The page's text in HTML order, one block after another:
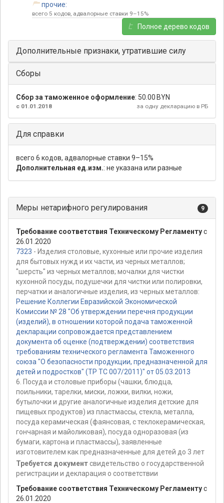
прочие:
всего 5 кодов, адвалорные ставки 9–15%
Полное дерево кодов
Дополнительные признаки, утратившие силу
Сборы
Сбор за таможенное оформление: 50.00 BYN
за одну декларацию в РБ
с 01.01.2018
Для справки
всего 6 кодов, адвалорные ставки 9–15%
Дополнительная ед.изм.: не указана или разные
Меры нетарифного регулирования 9
Требование соответствия Техническому Регламентус
26.01.2020
7323 - Изделия столовые, кухонные или прочие изделия
для бытовых нужд и их части, из черных металлов;
"шерсть" из черных металлов; мочалки для чистки
кухонной посуды, подушечки для чистки или полировки,
перчатки и аналогичные изделия, из черных металлов:
Решение Коллегии Евразийской Экономической
Комиссии № 28 "Об утверждении перечня продукции
(изделий), в отношении которой подача таможенной
декларации сопровождается представлением
документа об оценке (подтверждении) соответствия
требованиям технического регламента Таможенного
союза "О безопасности продукции, предназначенной для
детей и подростков" (ТР ТС 007/2011)" от 05.03.2013
6. Посуда и столовые приборы (чашки, блюдца,
поильники, тарелки, миски, ложки, вилки, ножи,
бутылочки и другие аналогичные изделия детские для
пищевых продуктов) из пластмассы, стекла, металла,
посуда керамическая (фаянсовая, с теклокерамическая,
гончарная и майоликовая), посуда одноразовая (из
бумаги, картона и пластмассы), заявленные
изготовителем как предназначенные для детей до 3 лет
Требуется документсвидетельство о государственной
регистрации и декларация о соответствии
Требование соответствия Техническому Регламентус
26.01.2020